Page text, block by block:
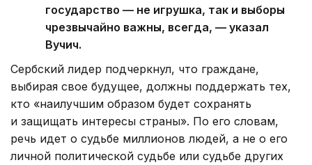
государство — не игрушка, так и выборы
чрезвычайно важны, всегда, — указал
Вучич.
Сербский лидер подчеркнул, что граждане,
выбирая свое будущее, должны поддержать тех,
кто «наилучшим образом будет сохранять
и защищать интересы страны». По его словам,
речь идет о судьбе миллионов людей, а не о его
личной политической судьбе или судьбе других